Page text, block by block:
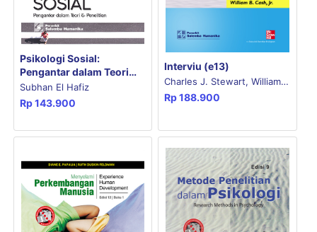
Psikologi Sosial:
Pengantar dalam Teori
dan Penelitian
Subhan El Hafiz
Rp143.900
Interviu (e13)
Charles J. Stewart, William
B. Cash, Jr.
Rp188.900